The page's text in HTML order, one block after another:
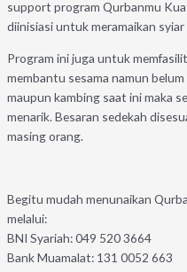
support program Qurbanmu
diinisiasi untuk meramaikan
Program ini juga untuk
membantu sesama namun
maupun kambing saat ini maka
menarik. Besaran sedekah
masing orang.
Begitu mudah menunaikan
melalui:
BNI Syariah: 049 520 3664
Bank Muamalat: 131 0052 663